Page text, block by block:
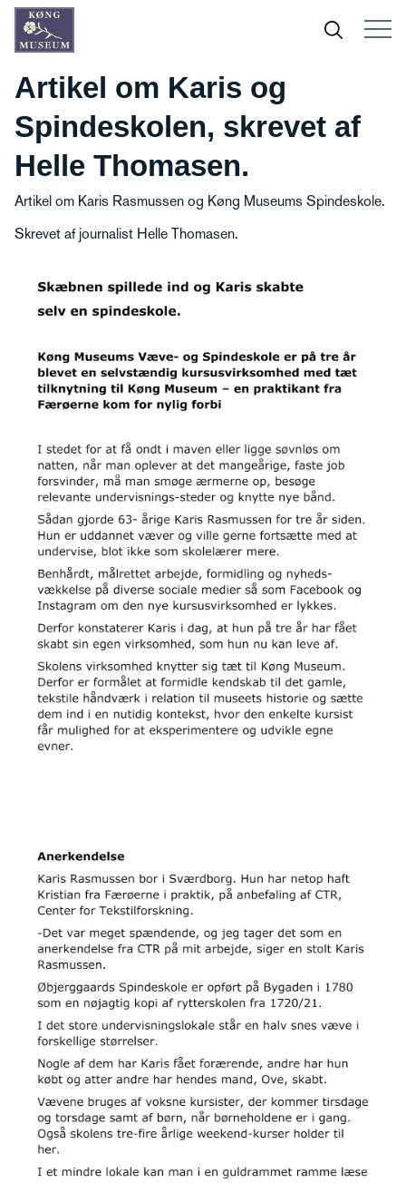
Artikel om Karis og
Spindeskolen, skrevet af
Helle Thomasen.
Artikel om Karis Rasmussen og Køng Museums Spindeskole.
Skrevet af journalist Helle Thomasen.